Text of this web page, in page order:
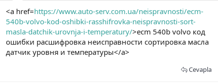
<a href=https://www.auto-serv.com.ua/neispravnosti/ecm-
540b-volvo-kod-oshibki-rasshifrovka-neispravnosti-sort-
masla-datchik-urovnja-i-temperatury/>ecm 540b volvo код
ошибки расшифровка неисправности сортировка масла
датчик уровня и температуры</a>
Cevapla